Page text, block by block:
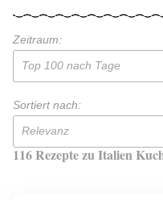
Zeitraum:
Top 100 nach Tage
Sortiert nach:
Relevanz
116 Rezepte zu Italien